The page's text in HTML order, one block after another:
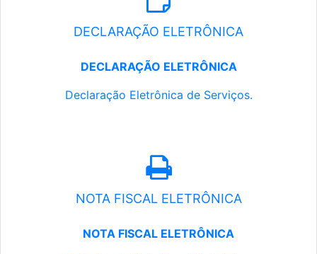
DECLARAÇÃO ELETRÔNICA
DECLARAÇÃO ELETRÔNICA
Declaração Eletrônica de Serviços.
NOTA FISCAL ELETRÔNICA
NOTA FISCAL ELETRÔNICA